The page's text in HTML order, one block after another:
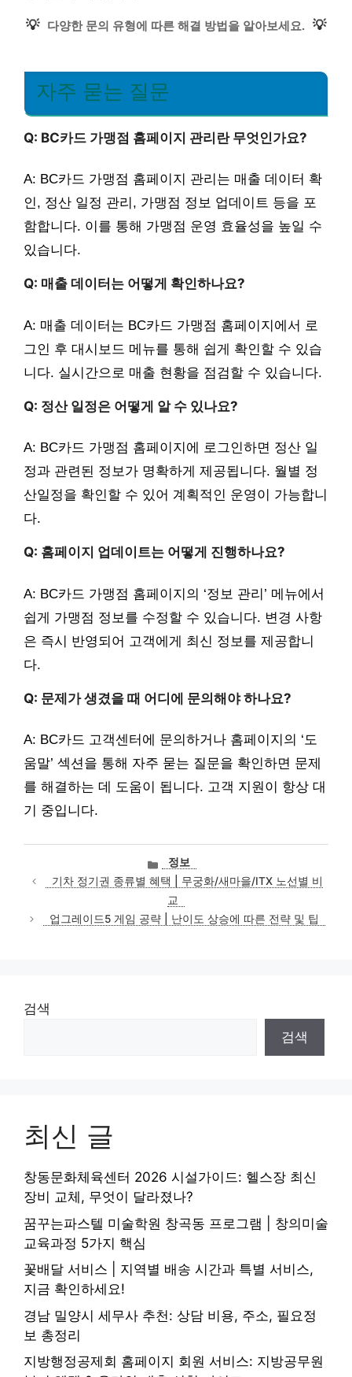
💡 다양한 문의 유형에 따른 해결 방법을 알아보세요. 💡
자주 묻는 질문
Q: BC카드 가맹점 홈페이지 관리란 무엇인가요?
A: BC카드 가맹점 홈페이지 관리는 매출 데이터 확
인, 정산 일정 관리, 가맹점 정보 업데이트 등을 포
함합니다. 이를 통해 가맹점 운영 효율성을 높일 수
있습니다.
Q: 매출 데이터는 어떻게 확인하나요?
A: 매출 데이터는 BC카드 가맹점 홈페이지에서 로
그인 후 대시보드 메뉴를 통해 쉽게 확인할 수 있습
니다. 실시간으로 매출 현황을 점검할 수 있습니다.
Q: 정산 일정은 어떻게 알 수 있나요?
A: BC카드 가맹점 홈페이지에 로그인하면 정산 일
정과 관련된 정보가 명확하게 제공됩니다. 월별 정
산일정을 확인할 수 있어 계획적인 운영이 가능합니
다.
Q: 홈페이지 업데이트는 어떻게 진행하나요?
A: BC카드 가맹점 홈페이지의 ‘정보 관리’ 메뉴에서
쉽게 가맹점 정보를 수정할 수 있습니다. 변경 사항
은 즉시 반영되어 고객에게 최신 정보를 제공합니
다.
Q: 문제가 생겼을 때 어디에 문의해야 하나요?
A: BC카드 고객센터에 문의하거나 홈페이지의 ‘도
움말’ 섹션을 통해 자주 묻는 질문을 확인하면 문제
를 해결하는 데 도움이 됩니다. 고객 지원이 항상 대
기 중입니다.
카
테
고
리
정보
기차 정기권 종류별 혜택 | 무궁화/새마을/ITX 노선별 비
교
업그레이드5 게임 공략 | 난이도 상승에 따른 전략 및 팁
검색
검색
최신 글
창동문화체육센터 2026 시설가이드: 헬스장 최신
장비 교체, 무엇이 달라졌나?
꿈꾸는파스텔 미술학원 창곡동 프로그램 | 창의미술
교육과정 5가지 핵심
꽃배달 서비스 | 지역별 배송 시간과 특별 서비스,
지금 확인하세요!
경남 밀양시 세무사 추천: 상담 비용, 주소, 필요정
보 총정리
지방행정공제회 홈페이지 회원 서비스: 지방공무원